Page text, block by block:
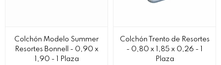
Colchón Modelo Summer
Resortes Bonnell - 0,90 x
1,90 - 1 Plaza
Colchón Trento de Resortes
- 0,80 x 1,85 x 0,26 - 1
Plaza